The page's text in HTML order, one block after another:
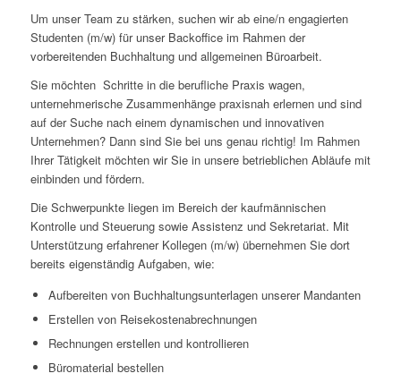
Um unser Team zu stärken, suchen wir ab eine/n engagierten
Studenten (m/w) für unser Backoffice im Rahmen der
vorbereitenden Buchhaltung und allgemeinen Büroarbeit.
Sie möchten Schritte in die berufliche Praxis wagen,
unternehmerische Zusammenhänge praxisnah erlernen und sind
auf der Suche nach einem dynamischen und innovativen
Unternehmen? Dann sind Sie bei uns genau richtig! Im Rahmen
Ihrer Tätigkeit möchten wir Sie in unsere betrieblichen Abläufe mit
einbinden und fördern.
Die Schwerpunkte liegen im Bereich der kaufmännischen
Kontrolle und Steuerung sowie Assistenz und Sekretariat. Mit
Unterstützung erfahrener Kollegen (m/w) übernehmen Sie dort
bereits eigenständig Aufgaben, wie:
Aufbereiten von Buchhaltungsunterlagen unserer Mandanten
Erstellen von Reisekostenabrechnungen
Rechnungen erstellen und kontrollieren
Büromaterial bestellen